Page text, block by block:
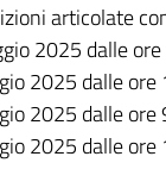
articolate
2025 dalle
2025 dalle
2025 dalle
2025 dalle